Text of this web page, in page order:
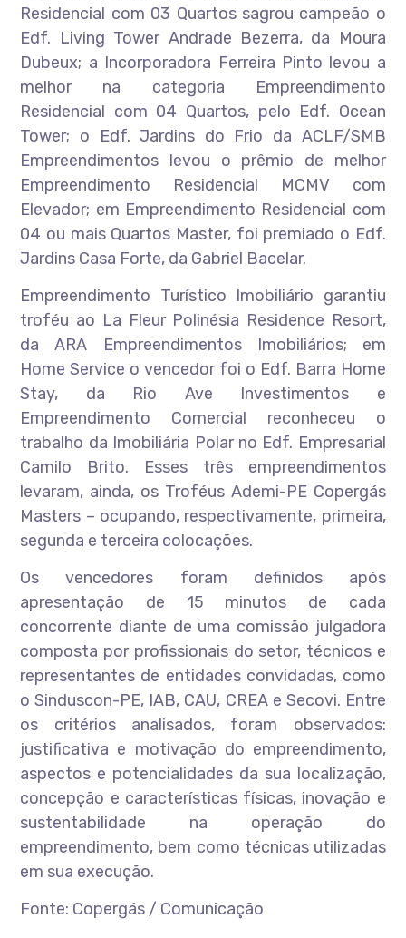
Residencial com 03 Quartos sagrou campeão o
Edf. Living Tower Andrade Bezerra, da Moura
Dubeux; a Incorporadora Ferreira Pinto levou a
melhor na categoria Empreendimento
Residencial com 04 Quartos, pelo Edf. Ocean
Tower; o Edf. Jardins do Frio da ACLF/SMB
Empreendimentos levou o prêmio de melhor
Empreendimento Residencial MCMV com
Elevador; em Empreendimento Residencial com
04 ou mais Quartos Master, foi premiado o Edf.
Jardins Casa Forte, da Gabriel Bacelar.
Empreendimento Turístico Imobiliário garantiu
troféu ao La Fleur Polinésia Residence Resort,
da ARA Empreendimentos Imobiliários; em
Home Service o vencedor foi o Edf. Barra Home
Stay, da Rio Ave Investimentos e
Empreendimento Comercial reconheceu o
trabalho da Imobiliária Polar no Edf. Empresarial
Camilo Brito. Esses três empreendimentos
levaram, ainda, os Troféus Ademi-PE Copergás
Masters – ocupando, respectivamente, primeira,
segunda e terceira colocações.
Os vencedores foram definidos após
apresentação de 15 minutos de cada
concorrente diante de uma comissão julgadora
composta por profissionais do setor, técnicos e
representantes de entidades convidadas, como
o Sinduscon-PE, IAB, CAU, CREA e Secovi. Entre
os critérios analisados, foram observados:
justificativa e motivação do empreendimento,
aspectos e potencialidades da sua localização,
concepção e características físicas, inovação e
sustentabilidade na operação do
empreendimento, bem como técnicas utilizadas
em sua execução.
Fonte: Copergás / Comunicação